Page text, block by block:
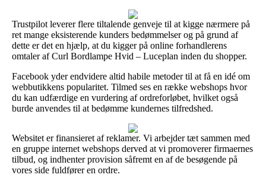
Trustpilot leverer flere tiltalende genveje til at kigge nærmere på
ret mange eksisterende kunders bedømmelser og på grund af
dette er det en hjælp, at du kigger på online forhandlerens
omtaler af Curl Bordlampe Hvid – Luceplan inden du shopper.
Facebook yder endvidere altid habile metoder til at få en idé om
webbutikkens popularitet. Tilmed ses en række webshops hvor
du kan udfærdige en vurdering af ordreforløbet, hvilket også
burde anvendes til at bedømme kundernes tilfredshed.
Websitet er finansieret af reklamer. Vi arbejder tæt sammen med
en gruppe internet webshops derved at vi promoverer firmaernes
tilbud, og indhenter provision såfremt en af de besøgende på
vores side fuldfører en ordre.